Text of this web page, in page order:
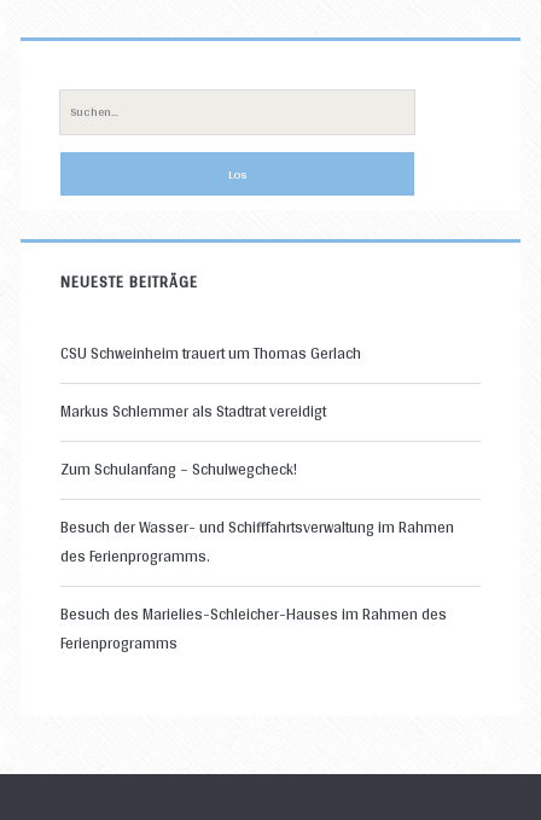
Primäre
Sidebar
Suche
nach:
NEUESTE BEITRÄGE
CSU Schweinheim trauert um Thomas Gerlach
Markus Schlemmer als Stadtrat vereidigt
Zum Schulanfang – Schulwegcheck!
Besuch der Wasser- und Schifffahrtsverwaltung im Rahmen
des Ferienprogramms.
Besuch des Marielies-Schleicher-Hauses im Rahmen des
Ferienprogramms